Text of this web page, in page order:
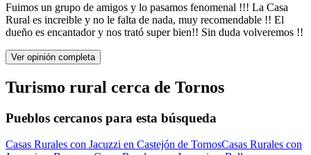
Fuimos un grupo de amigos y lo pasamos fenomenal !!! La Casa
Rural es increible y no le falta de nada, muy recomendable !! El
dueño es encantador y nos trató super bien!! Sin duda volveremos !!
Ver opinión completa
Turismo rural cerca de Tornos
Pueblos cercanos para esta búsqueda
Casas Rurales con Jacuzzi en Castejón de TornosCasas Rurales con